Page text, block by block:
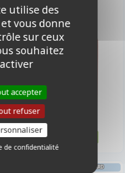
PROTÈGES CARTES STANDARD
utilise des
vous donne
sur ceux
souhaitez
activer
accepter
refuser
de confidentialité